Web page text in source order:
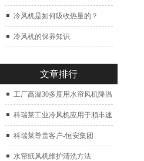
冷风机是如何吸收热量的？
冷风机的保养知识
文章排行
工厂高温30多度用水帘风机降温
科瑞莱工业冷风机应用于顺丰速
运仓库通风降温
科瑞莱尊贵客户-恒安集团
水帘纸风机维护清洗方法